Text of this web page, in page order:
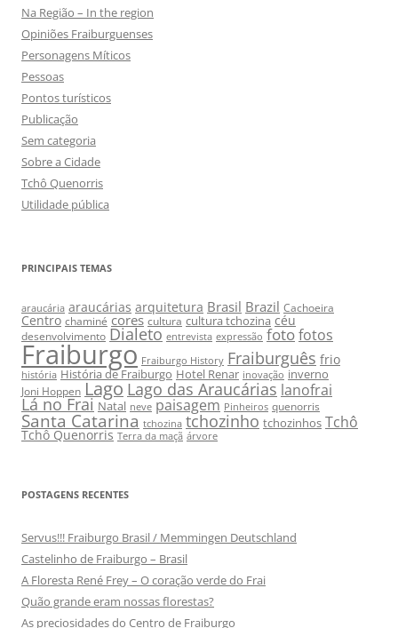
Na Região – In the region
Opiniões Fraiburguenses
Personagens Míticos
Pessoas
Pontos turísticos
Publicação
Sem categoria
Sobre a Cidade
Tchô Quenorris
Utilidade pública
PRINCIPAIS TEMAS
araucária araucárias arquitetura Brasil Brazil Cachoeira
Centro chaminé cores cultura cultura tchozina céu
desenvolvimento Dialeto entrevista expressão fotofotos
Fraiburgo Fraiburgo History Fraiburguês frio
história História de Fraiburgo Hotel Renar inovação inverno
Joni Hoppen Lago Lago das Araucárias lanofrai
Lá no Frai Natal neve paisagem Pinheiros quenorris
Santa Catarina tchozina tchozinho tchozinhos Tchô
Tchô Quenorris Terra da maçã árvore
POSTAGENS RECENTES
Servus!!! Fraiburgo Brasil / Memmingen Deutschland
Castelinho de Fraiburgo – Brasil
A Floresta René Frey – O coração verde do Frai
Quão grande eram nossas florestas?
As preciosidades do Centro de Fraiburgo